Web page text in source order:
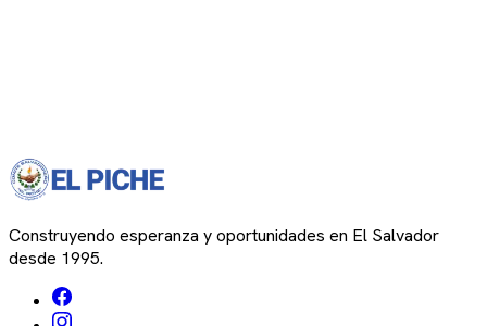
Construyendo esperanza y oportunidades en El Salvador
desde 1995.